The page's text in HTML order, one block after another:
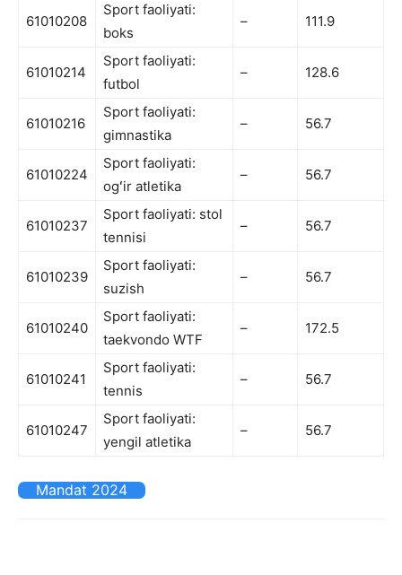
61010208
Sport faoliyati:
boks
– 111.9
61010214
Sport faoliyati:
futbol
– 128.6
61010216
Sport faoliyati:
gimnastika
– 56.7
61010224
Sport faoliyati:
ogʻir atletika
– 56.7
61010237
Sport faoliyati: stol
tennisi
– 56.7
61010239
Sport faoliyati:
suzish
– 56.7
61010240
Sport faoliyati:
taekvondo WTF
– 172.5
61010241
Sport faoliyati:
tennis
– 56.7
61010247
Sport faoliyati:
yengil atletika
– 56.7
Mandat 2024